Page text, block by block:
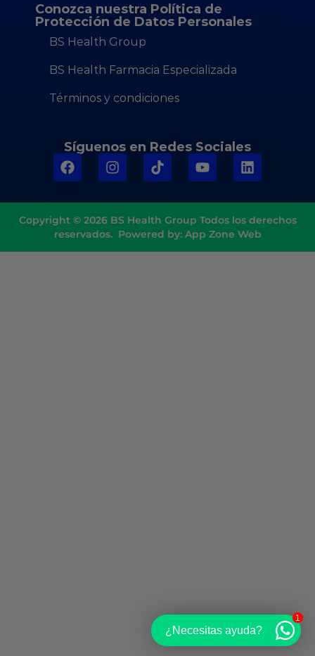
Conozca nuestra Política de
Protección de Datos Personales
BS Health Group
BS Health Farmacia Especializada
Términos y condiciones
Síguenos en Redes Sociales
Copyright © 2026 BS Health Group Todos los derechos
reservados. Powered by: App Zone Web
¿Necesitas ayuda?
1